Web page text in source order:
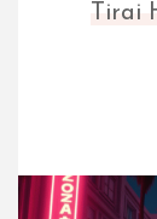
Tirai